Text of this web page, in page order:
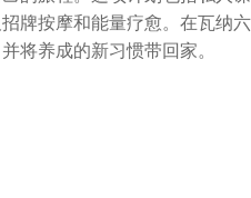
牌按摩和能量疗愈。在瓦纳六
将养成的新习惯带回家。